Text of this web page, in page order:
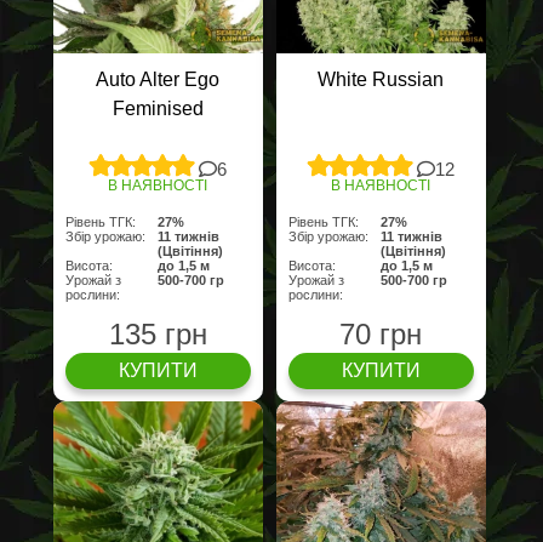
Auto Alter Ego
Feminised
6
В НАЯВНОСТІ
Рівень ТГК:
27%
Збір урожаю:
11 тижнів
(Цвітіння)
Висота:
до 1,5 м
Урожай з
рослини:
500-700 гр
135 грн
КУПИТИ
White Russian
12
В НАЯВНОСТІ
Рівень ТГК:
27%
Збір урожаю:
11 тижнів
(Цвітіння)
Висота:
до 1,5 м
Урожай з
рослини:
500-700 гр
70 грн
КУПИТИ